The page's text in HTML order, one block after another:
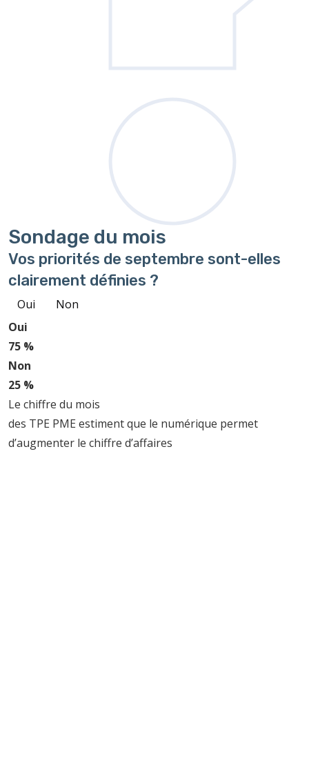
Sondage du mois
Vos priorités de septembre sont-elles
clairement définies ?
Oui
Non
Oui
75 %
Non
25 %
Le chiffre du mois
des TPE PME estiment que le numérique permet
d’augmenter le chiffre d’affaires